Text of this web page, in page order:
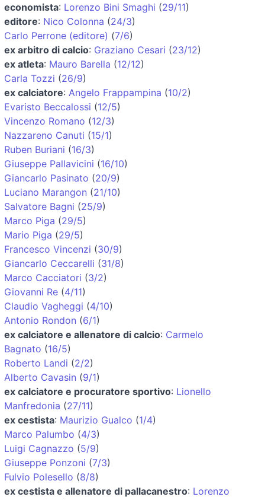
economista: Lorenzo Bini Smaghi (29/11)
editore: Nico Colonna (24/3)
Carlo Perrone (editore) (7/6)
ex arbitro di calcio: Graziano Cesari (23/12)
ex atleta: Mauro Barella (12/12)
Carla Tozzi (26/9)
ex calciatore: Angelo Frappampina (10/2)
Evaristo Beccalossi (12/5)
Vincenzo Romano (12/3)
Nazzareno Canuti (15/1)
Ruben Buriani (16/3)
Giuseppe Pallavicini (16/10)
Giancarlo Pasinato (20/9)
Luciano Marangon (21/10)
Salvatore Bagni (25/9)
Marco Piga (29/5)
Mario Piga (29/5)
Francesco Vincenzi (30/9)
Giancarlo Ceccarelli (31/8)
Marco Cacciatori (3/2)
Giovanni Re (4/11)
Claudio Vagheggi (4/10)
Antonio Rondon (6/1)
ex calciatore e allenatore di calcio: Carmelo
Bagnato (16/5)
Roberto Landi (2/2)
Alberto Cavasin (9/1)
ex calciatore e procuratore sportivo: Lionello
Manfredonia (27/11)
ex cestista: Maurizio Gualco (1/4)
Marco Palumbo (4/3)
Luigi Cagnazzo (5/9)
Giuseppe Ponzoni (7/3)
Fulvio Polesello (8/8)
ex cestista e allenatore di pallacanestro: Lorenzo